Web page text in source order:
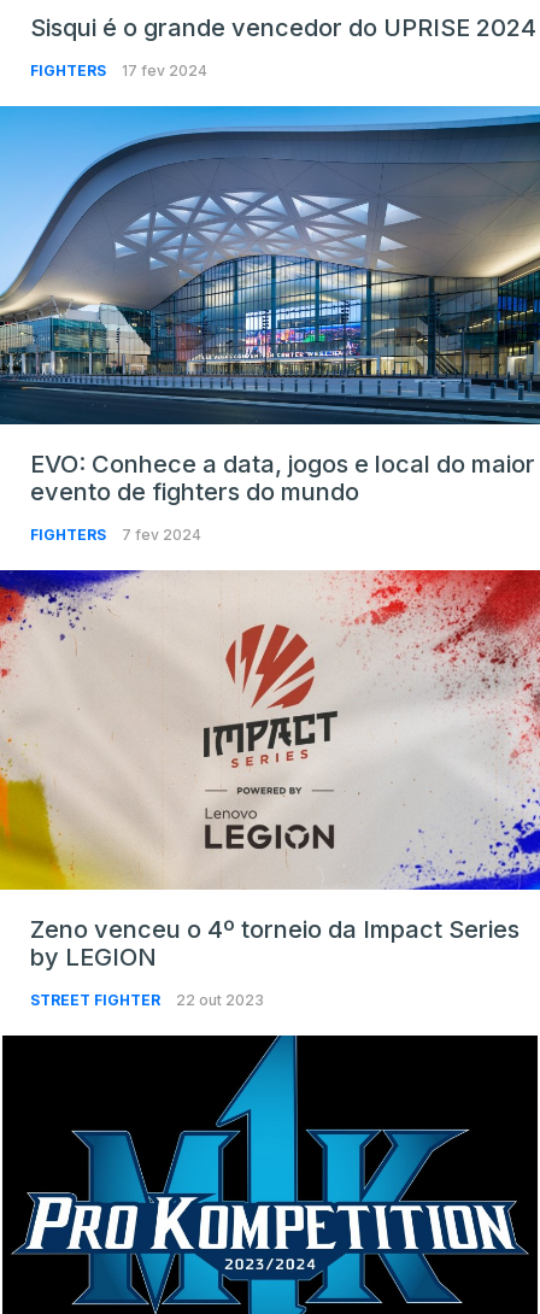
Sisqui é o grande vencedor do UPRISE 2024
FIGHTERS 17 fev 2024
EVO: Conhece a data, jogos e local do maior
evento de fighters do mundo
FIGHTERS 7 fev 2024
Zeno venceu o 4º torneio da Impact Series
by LEGION
STREET FIGHTER 22 out 2023